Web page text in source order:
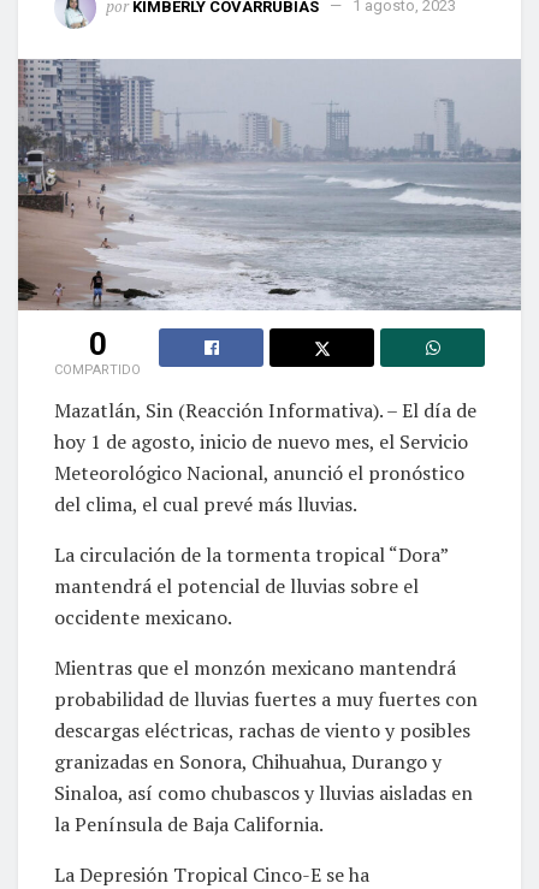
por KIMBERLY COVARRUBIAS 1 agosto, 2023
0
COMPARTIDO
Mazatlán, Sin (Reacción Informativa). – El día de
hoy 1 de agosto, inicio de nuevo mes, el Servicio
Meteorológico Nacional, anunció el pronóstico
del clima, el cual prevé más lluvias.
La circulación de la tormenta tropical “Dora”
mantendrá el potencial de lluvias sobre el
occidente mexicano.
Mientras que el monzón mexicano mantendrá
probabilidad de lluvias fuertes a muy fuertes con
descargas eléctricas, rachas de viento y posibles
granizadas en Sonora, Chihuahua, Durango y
Sinaloa, así como chubascos y lluvias aisladas en
la Península de Baja California.
La Depresión Tropical Cinco-E se ha